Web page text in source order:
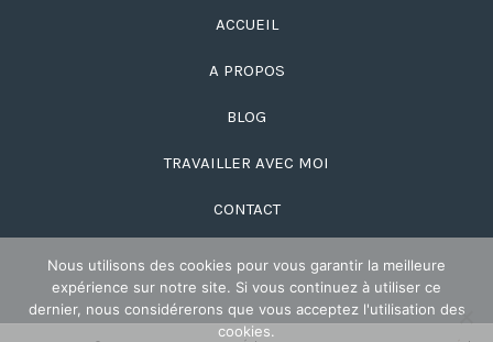
ACCUEIL
A PROPOS
BLOG
TRAVAILLER AVEC MOI
CONTACT
Nous utilisons des cookies pour vous garantir la meilleure
expérience sur notre site. Si vous continuez à utiliser ce
dernier, nous considérerons que vous acceptez l'utilisation des
cookies.